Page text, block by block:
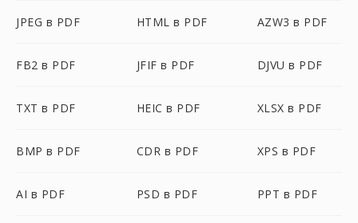
JPEG в PDF HTML в PDF AZW3 в PDF
FB2 в PDF JFIF в PDF DJVU в PDF
TXT в PDF HEIC в PDF XLSX в PDF
BMP в PDF CDR в PDF XPS в PDF
AI в PDF PSD в PDF PPT в PDF